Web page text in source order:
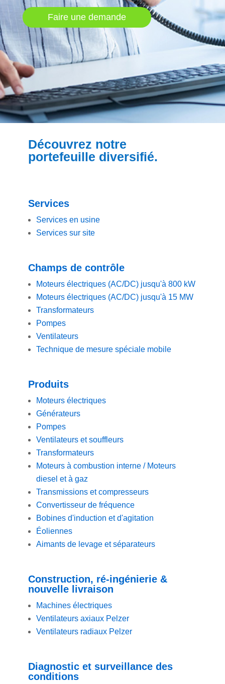
Faire une demande
Découvrez notre
portefeuille diversifié.
Services
Services en usine
Services sur site
Champs de contrôle
Moteurs électriques (AC/DC) jusqu'à 800 kW
Moteurs électriques (AC/DC) jusqu'à 15 MW
Transformateurs
Pompes
Ventilateurs
Technique de mesure spéciale mobile
Produits
Moteurs électriques
Générateurs
Pompes
Ventilateurs et souffleurs
Transformateurs
Moteurs à combustion interne / Moteurs
diesel et à gaz
Transmissions et compresseurs
Convertisseur de fréquence
Bobines d'induction et d'agitation
Éoliennes
Aimants de levage et séparateurs
Construction, ré-ingénierie &
nouvelle livraison
Machines électriques
Ventilateurs axiaux Pelzer
Ventilateurs radiaux Pelzer
Diagnostic et surveillance des
conditions